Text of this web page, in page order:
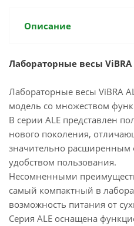
Описание
Лабораторные весы ViBRA
Лабораторные весы ViBRA
модель со множеством
В серии ALE представлен
нового поколения,
значительно
удобством пользования.
Несомненными
самый компактный в
возможность питания от
Серия ALE оснащена